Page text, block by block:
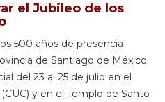
el Jubileo de los
500 años de presencia
de Santiago de México
del 23 al 25 de julio en el
y en el Templo de Santo